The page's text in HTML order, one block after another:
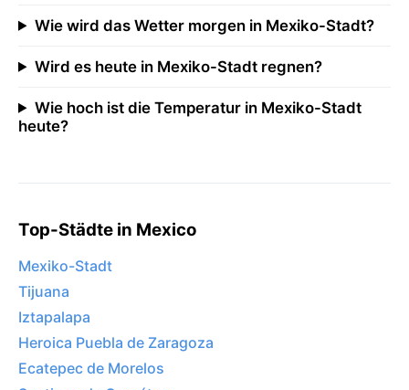
Wie wird das Wetter morgen in Mexiko-Stadt?
Wird es heute in Mexiko-Stadt regnen?
Wie hoch ist die Temperatur in Mexiko-Stadt
heute?
Top-Städte in Mexico
Mexiko-Stadt
Tijuana
Iztapalapa
Heroica Puebla de Zaragoza
Ecatepec de Morelos